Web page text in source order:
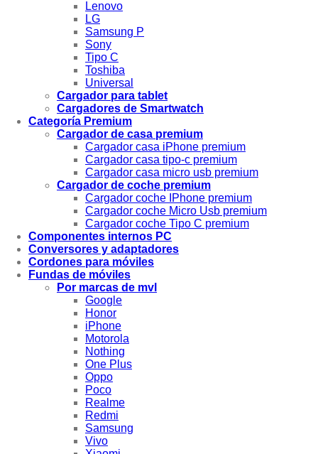
Lenovo
LG
Samsung P
Sony
Tipo C
Toshiba
Universal
Cargador para tablet
Cargadores de Smartwatch
Categoría Premium
Cargador de casa premium
Cargador casa iPhone premium
Cargador casa tipo-c premium
Cargador casa micro usb premium
Cargador de coche premium
Cargador coche IPhone premium
Cargador coche Micro Usb premium
Cargador coche Tipo C premium
Componentes internos PC
Conversores y adaptadores
Cordones para móviles
Fundas de móviles
Por marcas de mvl
Google
Honor
iPhone
Motorola
Nothing
One Plus
Oppo
Poco
Realme
Redmi
Samsung
Vivo